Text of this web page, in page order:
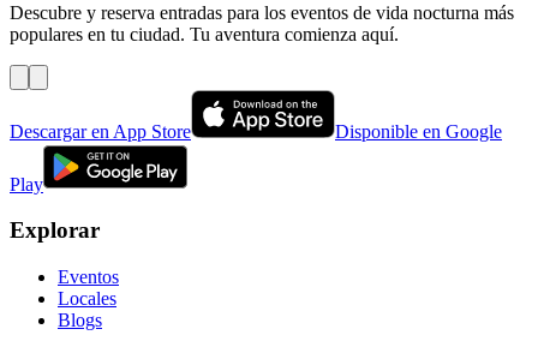
Descubre y reserva entradas para los eventos de vida nocturna más
populares en tu ciudad. Tu aventura comienza aquí.
Descargar en App Store Disponible en Google
Play
Explorar
Eventos
Locales
Blogs